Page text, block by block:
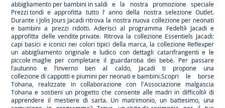
abbigliamento per bambini in saldi e la nostra promozione speciale
Prezzi tondi e approfitta tutto l’ anno della nostra selezione Outlet.
Durante i Jolis Jours Jacadi ritrova la nostra nuova collezione per neonati
e bambini a prezzi ridotti. Aderisci al programma Fedeltà Jacadi e
approfitta dellevendite private. Ritrova la collezione Essentiels Jacadi:
capi basici e iconici nei colori tipici della marca, la collezione Reflexper
un abbigliamento originale e ludico con dettagli catarifrangenti e le
piccole maglie per completare il guardaroba dei bebè. Per passare
l’autunno e l’inverno ben al caldo, Jacadi ti propone una
collezione di cappotti e piumini per neonati e bambini.Scopri le borse
Tohana, realizzate in collaborazione con l'Associazione malgascia
Tohana e sostieni un progetto che consente alle madri in difficoltà di
apprendere il mestiere di sarta. Un matrimonio, un battesimo, una